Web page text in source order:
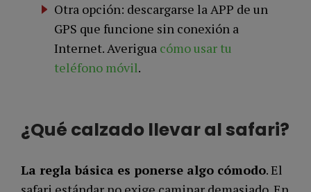
Otra opción: descargarse la APP de un
GPS que funcione sin conexión a
Internet. Averigua cómo usar tu
teléfono móvil.
¿Qué calzado llevar al safari?
La regla básica es ponerse algo cómodo. El